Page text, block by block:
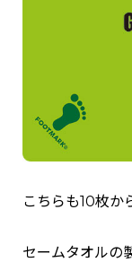
こちらも10枚か
セームタオルの